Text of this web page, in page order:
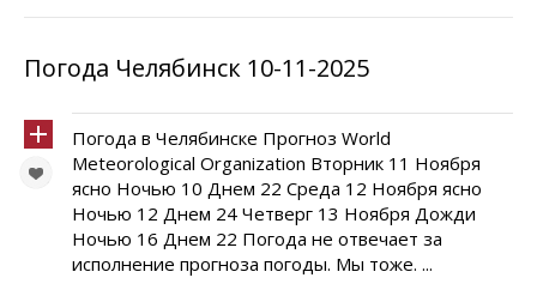
Погода Челябинск 10-11-2025
Погода в Челябинске Прогноз World
Meteorological Organization Вторник 11 Ноября
ясно Ночью 10 Днем 22 Среда 12 Ноября ясно
Ночью 12 Днем 24 Четверг 13 Ноября Дожди
Ночью 16 Днем 22 Погода не отвечает за
исполнение прогноза погоды. Мы тоже. ...